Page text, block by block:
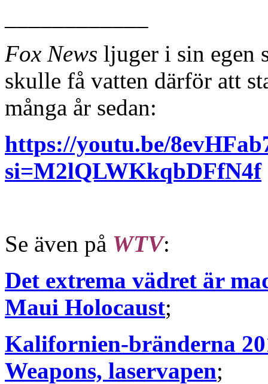
Fox News ljuger i sin egen
skulle få vatten därför att
många år sedan:
https://youtu.be/
si=M2lQLWKkqbDFfN4f
Se även på WTV:
Det extrema vädret är
Maui Holocaust;
Kalifornien-bränderna
Weapons, laservapen;